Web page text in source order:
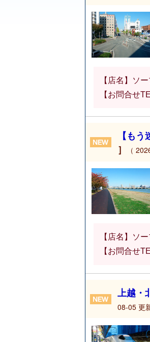
【店名】ソ
【お問合せ
【も
］
（
【店名】ソ
【お問合せ
上越・
08-05 更